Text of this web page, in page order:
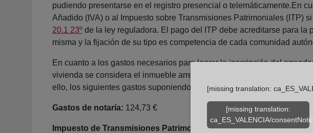
pudiendo presentarse en el registro presencial o telemáticamente.En
Añadido (IVA) o al Impuesto sobre Transmisiones Patrimoniales (ITP)
20.1 23º de la ley reguladora. El pago del ITP debe acreditarse para
misma y la fijación de su tipo es competencia de cada comunidad
En cuanto a los gastos necesarios para lograr la inscripción del
vivienda se considera el inmueble arrendado al menos por el plazo
ello, los siguientes gastos suponiendo una renta de 688 € (media de
Gastos de notaría: 124,73 €
Impuesto de Transmisiones Patrimoniales:99,97 €
[missing translation:
[missing translation:
ca_ES_VALENCIA/